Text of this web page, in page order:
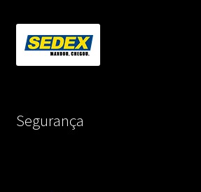
Segurança